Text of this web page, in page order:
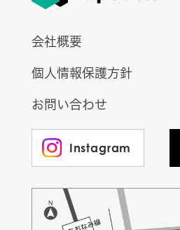
会社概要
個人情報保護方針
お問い合わせ
Instagram